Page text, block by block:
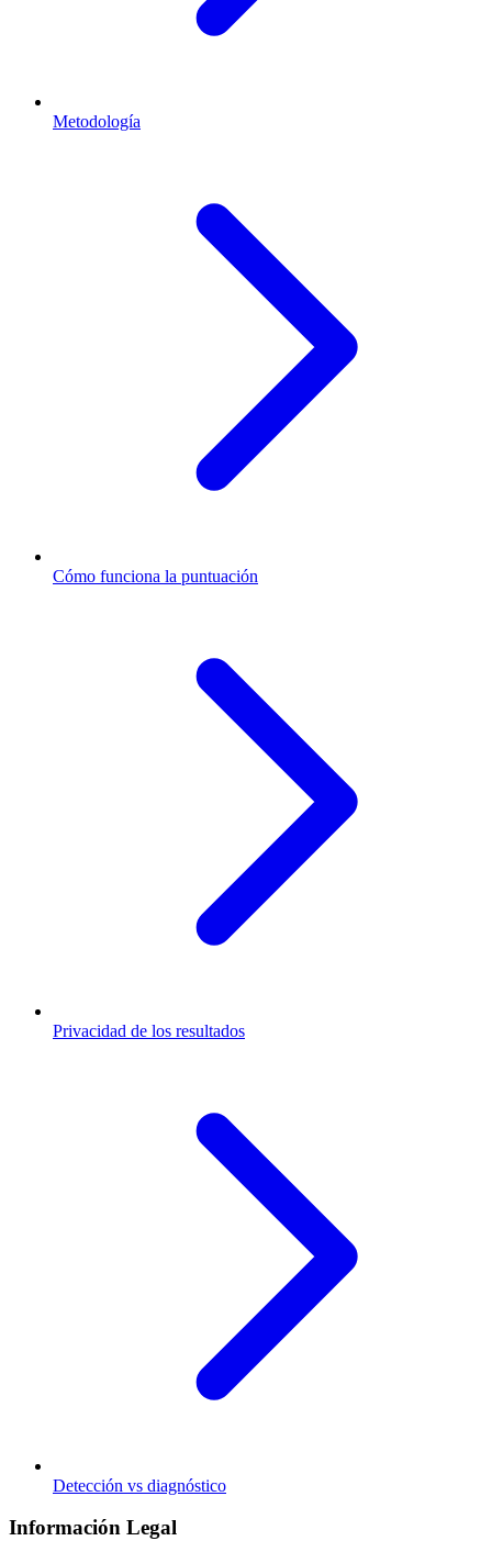
Metodología
Cómo funciona la puntuación
Privacidad de los resultados
Detección vs diagnóstico
Información Legal